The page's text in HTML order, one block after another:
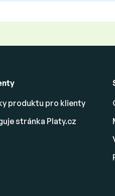
produktu pro klienty
stránka Platy.cz